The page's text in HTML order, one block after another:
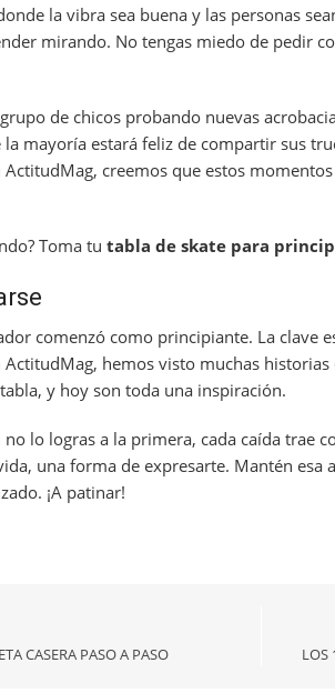
la vibra sea buena y las personas
mirando. No tengas miedo de pedir
de chicos probando nuevas
la mayoría estará feliz de compartir sus
creemos que estos
Toma tu tabla de skate para
comenzó como principiante. La clave
hemos visto muchas
y hoy son toda una inspiración.
lo logras a la primera, cada caída trae
una forma de expresarte. Mantén
¡A patinar!
CASERA PASO A PASO LOS